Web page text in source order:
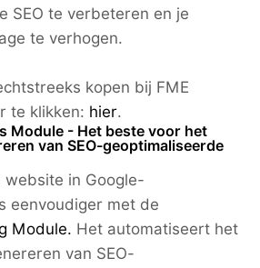
SEO te verbeteren en je
te verhogen.
kopen bij FME
te klikken: hier.
Module - Het beste voor het
van SEO-geoptimaliseerde
website in Google-
eenvoudiger met de
Module. Het automatiseert het
van SEO-